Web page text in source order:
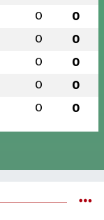
0 0
0 0
0 0
0 0
0 0